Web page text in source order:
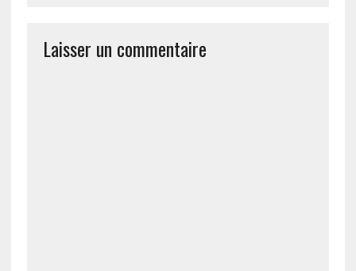
Laisser un commentaire